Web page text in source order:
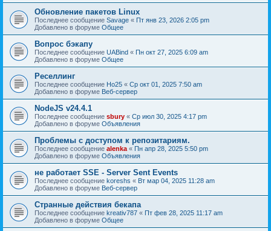
Обновление пакетов Linux
Последнее сообщение Savage « Пт янв 23, 2026 2:05 pm
Добавлено в форуме Общее
Вопрос бэкапу
Последнее сообщение UABind « Пн окт 27, 2025 6:09 am
Добавлено в форуме Общее
Реселлинг
Последнее сообщение Ho25 « Ср окт 01, 2025 7:50 am
Добавлено в форуме Веб-сервер
NodeJS v24.4.1
Последнее сообщение sbury « Ср июл 30, 2025 4:17 pm
Добавлено в форуме Объявления
Проблемы с доступом к репозитариям.
Последнее сообщение alenka « Пн апр 28, 2025 5:50 pm
Добавлено в форуме Объявления
не работает SSE - Server Sent Events
Последнее сообщение koreshs « Вт мар 04, 2025 11:28 am
Добавлено в форуме Веб-сервер
Странные действия бекапа
Последнее сообщение kreativ787 « Пт фев 28, 2025 11:17 am
Добавлено в форуме Общее